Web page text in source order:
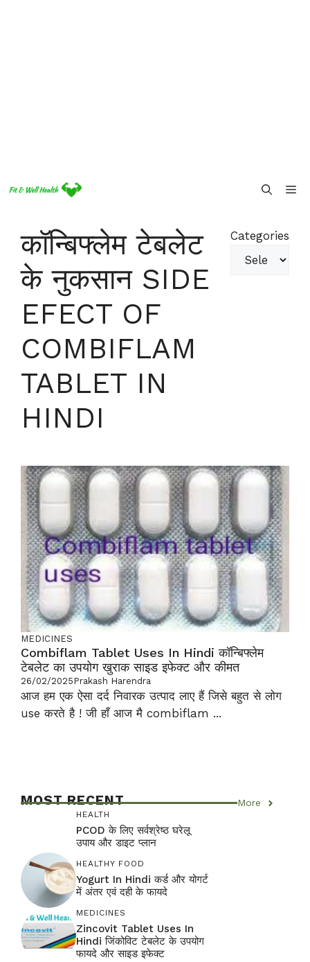
कॉन्बिफ्लेम टेबलेट
के नुकसान SIDE
EFECT OF
COMBIFLAM
TABLET IN
HINDI
Categories
MEDICINES
Combiflam Tablet Uses In Hindi कॉन्बिफ्लेम
टेबलेट का उपयोग खुराक साइड इफेक्ट और कीमत
26/02/2025Prakash Harendra
आज हम एक ऐसा दर्द निवारक उत्पाद लाए हैं जिसे बहुत से लोग
use करते है ! जी हाँ आज मै combiflam ...
MOST RECENT More
HEALTH
PCOD के लिए सर्वश्रेष्ठ घरेलू
उपाय और डाइट प्लान
HEALTHY FOOD
Yogurt In Hindi कर्ड और योगर्ट
में अंतर एवं दही के फायदे
MEDICINES
Zincovit Tablet Uses In
Hindi जिंकोविट टेबलेट के उपयोग
फायदे और साइड इफेक्ट